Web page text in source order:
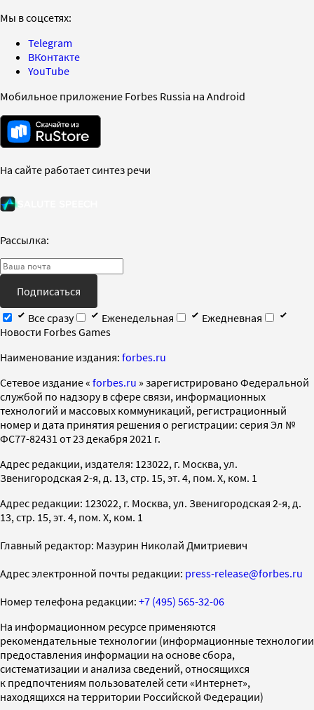
Мы в соцсетях:
Telegram
ВКонтакте
YouTube
Мобильное приложение Forbes Russia на Android
На сайте работает синтез речи
Рассылка:
Подписаться
Все сразу
Еженедельная
Ежедневная
Новости Forbes Games
Наименование издания: forbes.ru
Cетевое издание « forbes.ru » зарегистрировано Федеральной
службой по надзору в сфере связи, информационных
технологий и массовых коммуникаций, регистрационный
номер и дата принятия решения о регистрации: серия Эл №
ФС77-82431 от 23 декабря 2021 г.
Адрес редакции, издателя: 123022, г. Москва, ул.
Звенигородская 2-я, д. 13, стр. 15, эт. 4, пом. X, ком. 1
Адрес редакции: 123022, г. Москва, ул. Звенигородская 2-я, д.
13, стр. 15, эт. 4, пом. X, ком. 1
Главный редактор: Мазурин Николай Дмитриевич
Адрес электронной почты редакции: press-release@forbes.ru
Номер телефона редакции: +7 (495) 565-32-06
На информационном ресурсе применяются
рекомендательные технологии (информационные технологии
предоставления информации на основе сбора,
систематизации и анализа сведений, относящихся
к предпочтениям пользователей сети «Интернет»,
находящихся на территории Российской Федерации)